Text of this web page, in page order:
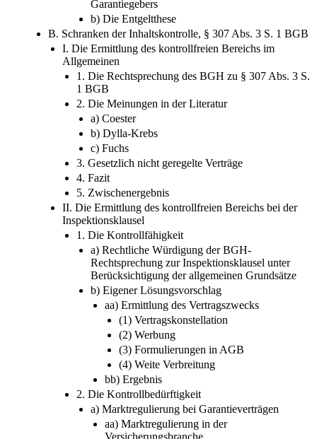
Garantiegebers
b) Die Entgeltthese
B. Schranken der Inhaltskontrolle, § 307 Abs. 3 S. 1 BGB
I. Die Ermittlung des kontrollfreien Bereichs im
Allgemeinen
1. Die Rechtsprechung des BGH zu § 307 Abs. 3 S.
1 BGB
2. Die Meinungen in der Literatur
a) Coester
b) Dylla-Krebs
c) Fuchs
3. Gesetzlich nicht geregelte Verträge
4. Fazit
5. Zwischenergebnis
II. Die Ermittlung des kontrollfreien Bereichs bei der
Inspektionsklausel
1. Die Kontrollfähigkeit
a) Rechtliche Würdigung der BGH-
Rechtsprechung zur Inspektionsklausel unter
Berücksichtigung der allgemeinen Grundsätze
b) Eigener Lösungsvorschlag
aa) Ermittlung des Vertragszwecks
(1) Vertragskonstellation
(2) Werbung
(3) Formulierungen in AGB
(4) Weite Verbreitung
bb) Ergebnis
2. Die Kontrollbedürftigkeit
a) Marktregulierung bei Garantieverträgen
aa) Marktregulierung in der
Versicherungsbranche